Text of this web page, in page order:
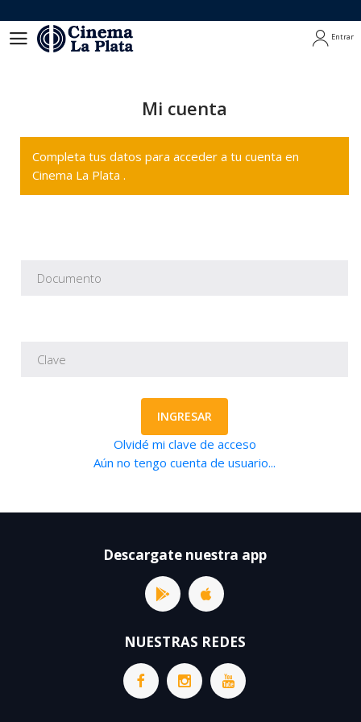
Entrar
Mi cuenta
Completa tus datos para acceder a tu cuenta en
Cinema La Plata .
INGRESAR
Olvidé mi clave de acceso
Aún no tengo cuenta de usuario...
Descargate nuestra app
NUESTRAS REDES